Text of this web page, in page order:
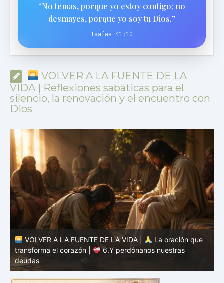
“No temas, porque yo estoy contigo; no
desmayes, porque yo soy tu Dios.”
Isaías 41:10
VOLVER A LA FUENTE DE LA
VIDA | Reflexiones sabáticas para el
silencio, la renovación y el encuentro con
Dios
VOLVER A LA FUENTE DE LA VIDA |
La oración que
transforma el corazón |
6.Y perdónanos nuestras
deudas